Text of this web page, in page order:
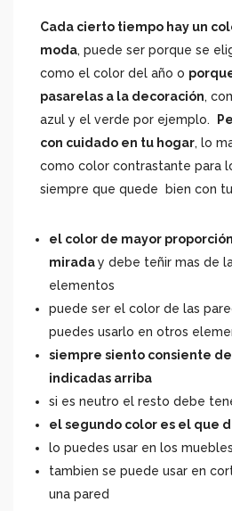
Cada cierto tiempo hay un
moda, puede ser porque se
como el color del año o
pasarelas a la decoración,
azul y el verde por ejemplo.
con cuidado en tu hogar, lo
como color contrastante para
siempre que quede bien con
el color de mayor
miraday debe teñir mas de
elementos
puede ser el color de las
puedes usarlo en otros
siempre siento consiente
indicadas arriba
si es neutro el resto debe
el segundo color es el que
lo puedes usar en los muebles
tambien se puede usar en
una pared